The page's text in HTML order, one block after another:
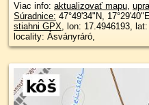
Viac info: aktualizovať mapu,
Súradnice: 47°49'34"N,
stiahni GPX, lon: 17.4946193,
locality: Ásványráró,